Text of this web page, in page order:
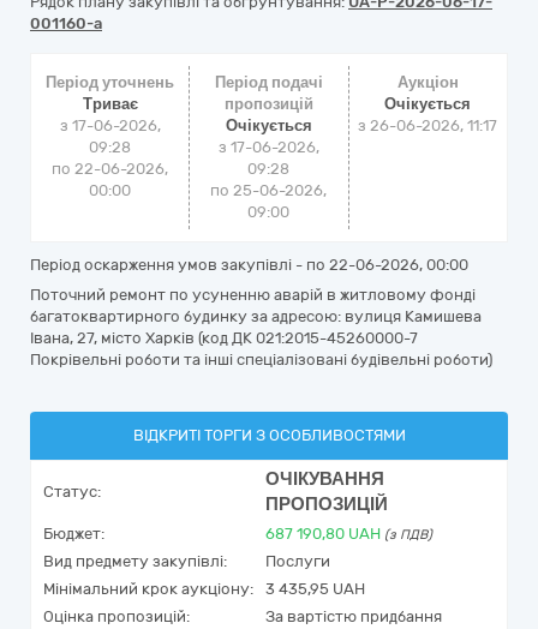
001160-a
Період уточнень
Триває
з 17-06-2026,
09:28
по 22-06-2026,
00:00
Період подачі
пропозицій
Очікується
з 17-06-2026,
09:28
по 25-06-2026,
09:00
Аукціон
Очікується
з26-06-2026, 11:17
Період оскарження умов закупівлі - по 22-06-2026, 00:00
Поточний ремонт по усуненню аварій в житловому фонді
багатоквартирного будинку за адресою: вулиця Камишева
Івана, 27, місто Харків (код ДК 021:2015-45260000-7
Покрівельні роботи та інші спеціалізовані будівельні роботи)
ВІДКРИТІ ТОРГИ З ОСОБЛИВОСТЯМИ
Статус:
ОЧІКУВАННЯ
ПРОПОЗИЦІЙ
Бюджет: 687 190,80 UAH (з ПДВ)
Вид предмету закупівлі:
Послуги
Мінімальний крок аукціону:
3 435,95 UAH
Оцінка пропозицій:
За вартістю придбання